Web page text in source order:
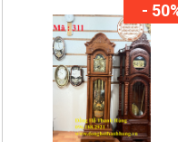
-